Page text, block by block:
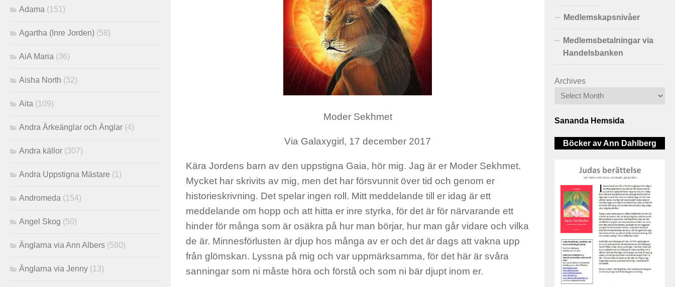
Moder Sekhmet
Via Galaxygirl, 17 december 2017
Kära Jordens barn av den uppstigna Gaia, hör mig. Jag är er Moder Sekhmet.
Mycket har skrivits av mig, men det har försvunnit över tid och genom er
historieskrivning. Det spelar ingen roll. Mitt meddelande till er idag är ett
meddelande om hopp och att hitta er inre styrka, för det är för närvarande ett
hinder för många som är osäkra på hur man börjar, hur man går vidare och vilka
de är. Minnesförlusten är djup hos många av er och det är dags att vakna upp
från glömskan. Lyssna på mig och var uppmärksamma, för det här är svåra
sanningar som ni måste höra och förstå och som ni bär djupt inom er.
Adama (151)
Agartha (Inre Jorden) (58)
AiA Maria (36)
Aisha North (32)
Aita (109)
Andra Ärkeänglar och Änglar (4)
Andra källor (307)
Andra Uppstigna Mästare (1)
Andromeda (154)
Angel Skog (50)
Änglarna via Ann Albers (580)
Änglarna via Jenny (13)
Medlemskapsnivåer
Medlemsbetalningar via
Handelsbanken
Archives
Sananda Hemsida
Böcker av Ann Dahlberg